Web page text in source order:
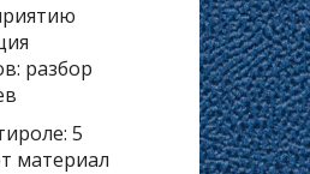
разбор
5
материал